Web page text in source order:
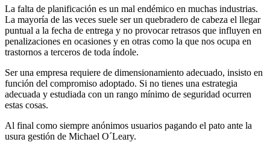
La falta de planificación es un mal endémico en muchas industrias.
La mayoría de las veces suele ser un quebradero de cabeza el llegar
puntual a la fecha de entrega y no provocar retrasos que influyen en
penalizaciones en ocasiones y en otras como la que nos ocupa en
trastornos a terceros de toda índole.
Ser una empresa requiere de dimensionamiento adecuado, insisto en
función del compromiso adoptado. Si no tienes una estrategia
adecuada y estudiada con un rango mínimo de seguridad ocurren
estas cosas.
Al final como siempre anónimos usuarios pagando el pato ante la
usura gestión de Michael O´Leary.